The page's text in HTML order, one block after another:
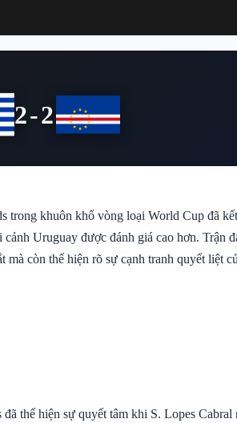
2-2
trong khuôn khổ vòng loại World Cup đã
Uruguay được đánh giá cao hơn. Trận
mà còn thể hiện rõ sự cạnh tranh quyết liệt
thể hiện sự quyết tâm khi S. Lopes Cabral